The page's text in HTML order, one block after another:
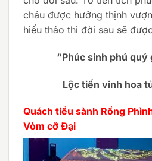
cháu được hưởng thịnh
hiếu thảo thì đời sau sẽ
“Phúc sinh phú quý
Lộc tiến vinh hoa
Quách tiểu sành Rồng
Vòm cỡ Đại